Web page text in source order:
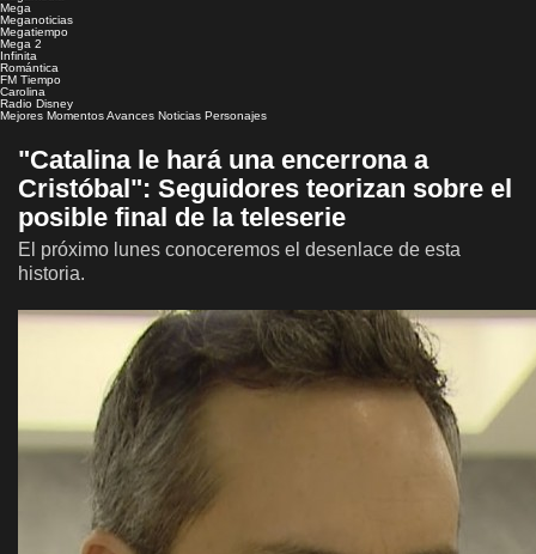
Mega
Meganoticias
Megatiempo
Mega 2
Infinita
Romántica
FM Tiempo
Carolina
Radio Disney
Mejores MomentosAvances Noticias Personajes
"Catalina le hará una encerrona a
Cristóbal": Seguidores teorizan sobre el
posible final de la teleserie
El próximo lunes conoceremos el desenlace de esta
historia.